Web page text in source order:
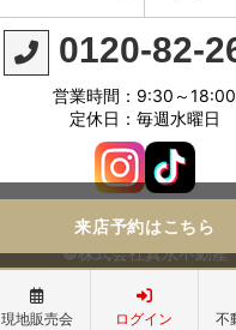
0120-82-
営業時間：9:30～18:00
定休日：毎週水曜日
©株式会社真永不動産
来店予約はこちら
現地販売会 ログイン 不